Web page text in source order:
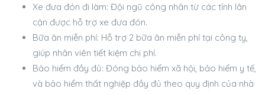
Xe đưa đón đi làm: Đội ngũ công nhân từ các tỉnh lân
cận được hỗ trợ xe đưa đón.
Bữa ăn miễn phí: Hỗ trợ 2 bữa ăn miễn phí tại công ty,
giúp nhân viên tiết kiệm chi phí.
Bảo hiểm đầy đủ: Đóng bảo hiểm xã hội, bảo hiểm y tế,
và bảo hiểm thất nghiệp đầy đủ theo quy định của nhà